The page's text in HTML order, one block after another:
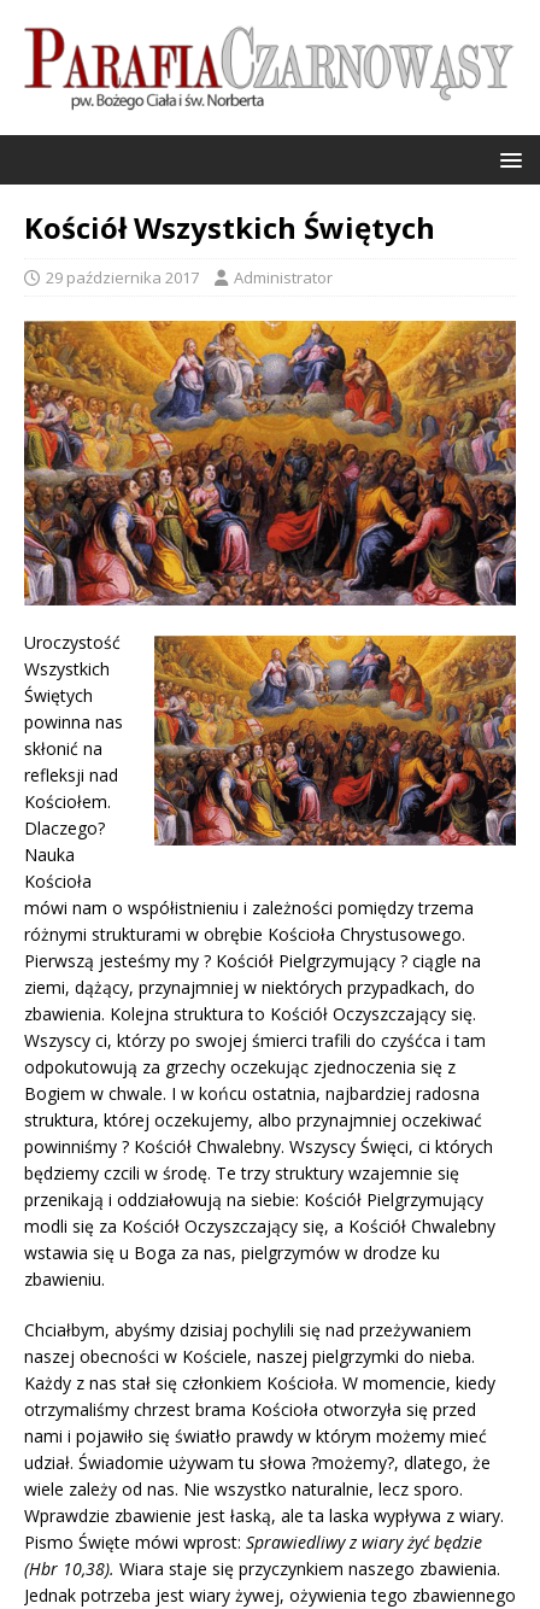
Kościół Wszystkich Świętych
29 października 2017 Administrator
Uroczystość
Wszystkich
Świętych
powinna nas
skłonić na
refleksji nad
Kościołem.
Dlaczego?
Nauka
Kościoła
mówi nam o współistnieniu i zależności pomiędzy trzema
różnymi strukturami w obrębie Kościoła Chrystusowego.
Pierwszą jesteśmy my ? Kościół Pielgrzymujący ? ciągle na
ziemi, dążący, przynajmniej w niektórych przypadkach, do
zbawienia. Kolejna struktura to Kościół Oczyszczający się.
Wszyscy ci, którzy po swojej śmierci trafili do czyśćca i tam
odpokutowują za grzechy oczekując zjednoczenia się z
Bogiem w chwale. I w końcu ostatnia, najbardziej radosna
struktura, której oczekujemy, albo przynajmniej oczekiwać
powinniśmy ? Kościół Chwalebny. Wszyscy Święci, ci których
będziemy czcili w środę. Te trzy struktury wzajemnie się
przenikają i oddziałowują na siebie: Kościół Pielgrzymujący
modli się za Kościół Oczyszczający się, a Kościół Chwalebny
wstawia się u Boga za nas, pielgrzymów w drodze ku
zbawieniu.
Chciałbym, abyśmy dzisiaj pochylili się nad przeżywaniem
naszej obecności w Kościele, naszej pielgrzymki do nieba.
Każdy z nas stał się członkiem Kościoła. W momencie, kiedy
otrzymaliśmy chrzest brama Kościoła otworzyła się przed
nami i pojawiło się światło prawdy w którym możemy mieć
udział. Świadomie używam tu słowa ?możemy?, dlatego, że
wiele zależy od nas. Nie wszystko naturalnie, lecz sporo.
Wprawdzie zbawienie jest łaską, ale ta laska wypływa z wiary.
Pismo Święte mówi wprost: Sprawiedliwy z wiary żyć będzie
(Hbr 10,38). Wiara staje się przyczynkiem naszego zbawienia.
Jednak potrzeba jest wiary żywej, ożywienia tego zbawiennego